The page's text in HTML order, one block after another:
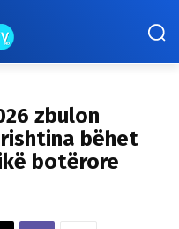
zbulon
bëhet
botërore